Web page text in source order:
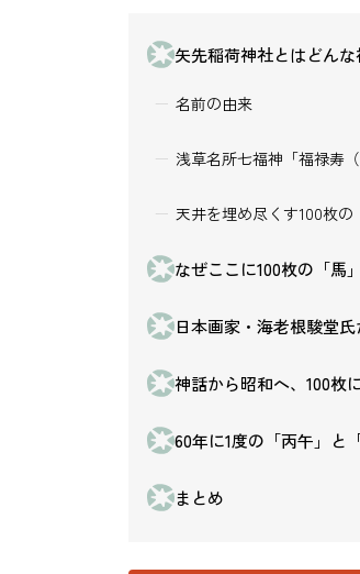
矢先稲荷神社とはどんな
名前の由来
浅草名所七福神「福禄寿
天井を埋め尽くす100枚の
なぜここに100枚の「馬
日本画家・海老根駿堂
神話から昭和へ、100枚
60年に1度の「丙午」と
まとめ